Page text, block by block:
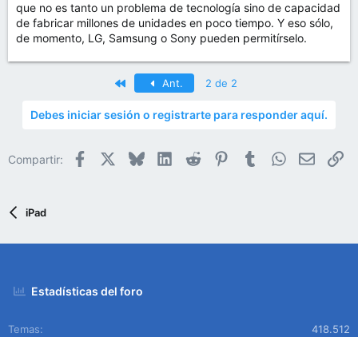
que no es tanto un problema de tecnología sino de capacidad
de fabricar millones de unidades en poco tiempo. Y eso sólo,
de momento, LG, Samsung o Sony pueden permitírselo.
PrimeroAnt. 2 de 2
Debes iniciar sesión o registrarte para responder aquí.
Compartir: Facebook BlueskyLinkedIn
Reddit PinterestTumblrWhatsApp
Email
iPad
Estadísticas del foro
Temas
418.512